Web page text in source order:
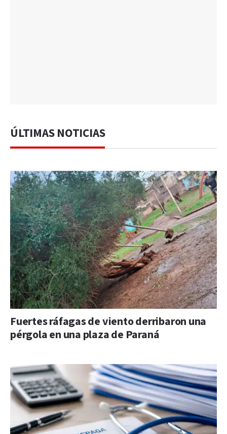
ÚLTIMAS NOTICIAS
Fuertes ráfagas de viento derribaron una
pérgola en una plaza de Paraná